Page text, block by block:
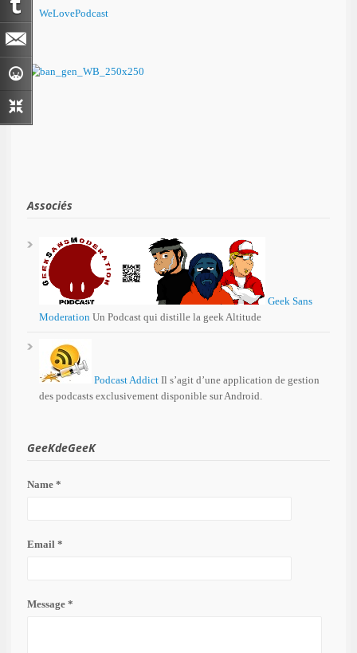
WeLovePodcast
Associés
Geek Sans
Moderation Un Podcast qui distille la geek Altitude
Podcast Addict Il s’agit d’une application de gestion
des podcasts exclusivement disponible sur Android.
GeeKdeGeeK
Name *
Email *
Message *